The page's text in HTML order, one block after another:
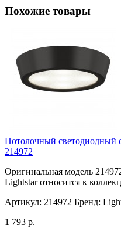
Похожие товары
Потолочный светодиодный
214972
Оригинальная модель
Lightstar относится к
Артикул: 214972 Бренд:
1 793 р.